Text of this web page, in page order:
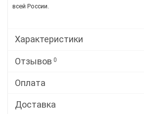
всей России.
Характеристики
Отзывов 0
Оплата
Доставка